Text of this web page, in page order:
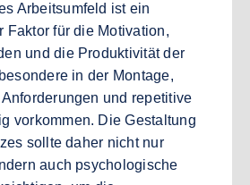
Arbeitsumfeld ist ein
Faktor für die Motivation,
und die Produktivität der
in der Montage,
und repetitive
vorkommen. Die Gestaltung
sollte daher nicht nur
auch psychologische